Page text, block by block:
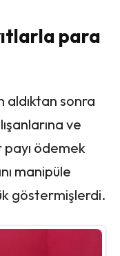
para
aldıktan sonra
ve
payı ödemek
manipüle
göstermişlerdi.